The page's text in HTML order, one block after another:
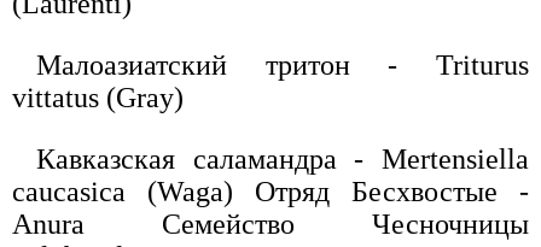
Малоазиатский тритон - Triturus
vittatus (Gray)
Кавказская саламандра - Mertensiella
caucasica (Waga) Отряд Бесхвостые -
Anura Семейство Чесночницы